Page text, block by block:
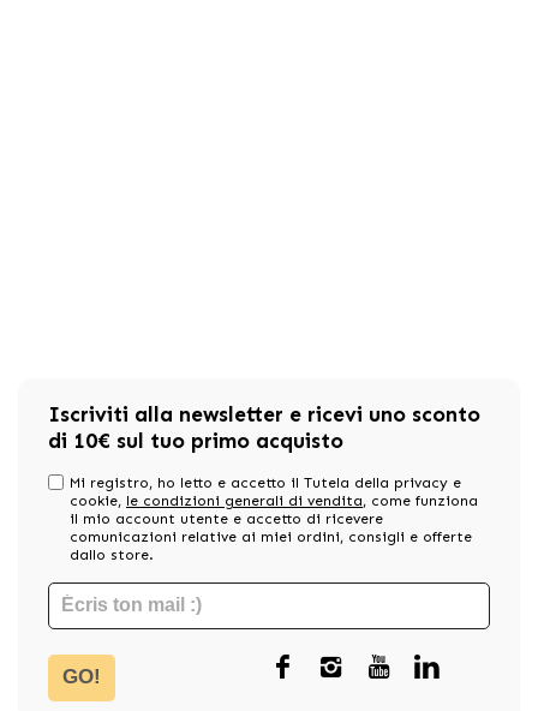
Iscriviti alla newsletter e ricevi uno sconto
di 10€ sul tuo primo acquisto
Mi registro, ho letto e accetto il Tutela della privacy e
cookie, le condizioni generali di vendita, come funziona
il mio account utente e accetto di ricevere
comunicazioni relative ai miei ordini, consigli e offerte
dallo store.
GO!